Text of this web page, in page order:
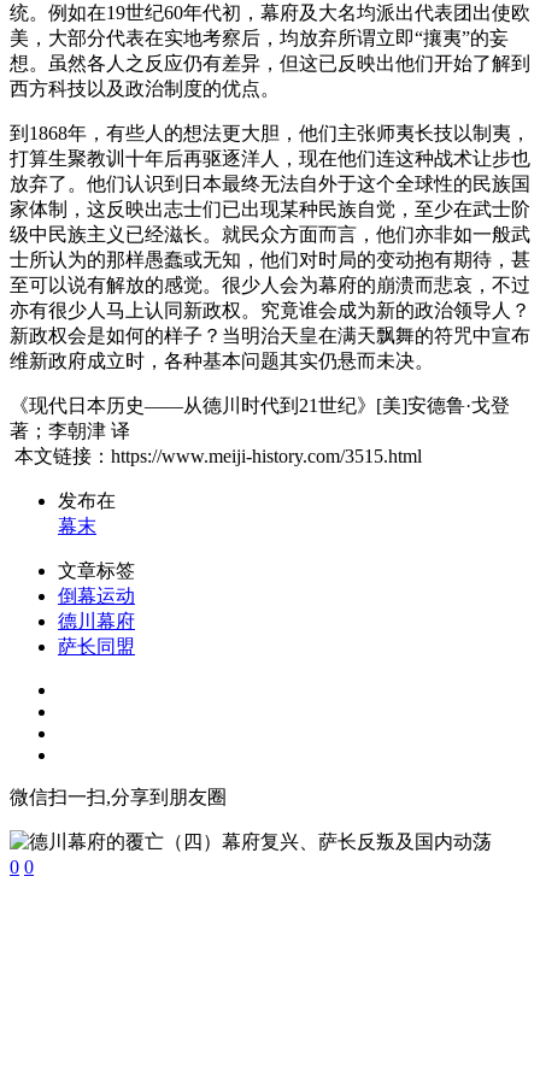
统。例如在19世纪60年代初，幕府及大名均派出代表团出使欧
美，大部分代表在实地考察后，均放弃所谓立即“攘夷”的妄
想。虽然各人之反应仍有差异，但这已反映出他们开始了解到
西方科技以及政治制度的优点。
到1868年，有些人的想法更大胆，他们主张师夷长技以制夷，
打算生聚教训十年后再驱逐洋人，现在他们连这种战术让步也
放弃了。他们认识到日本最终无法自外于这个全球性的民族国
家体制，这反映出志士们已出现某种民族自觉，至少在武士阶
级中民族主义已经滋长。就民众方面而言，他们亦非如一般武
士所认为的那样愚蠢或无知，他们对时局的变动抱有期待，甚
至可以说有解放的感觉。很少人会为幕府的崩溃而悲哀，不过
亦有很少人马上认同新政权。究竟谁会成为新的政治领导人？
新政权会是如何的样子？当明治天皇在满天飘舞的符咒中宣布
维新政府成立时，各种基本问题其实仍悬而未决。
《现代日本历史——从德川时代到21世纪》[美]安德鲁·戈登
著；李朝津 译
本文链接：https://www.meiji-history.com/3515.html
发布在
幕末
文章标签
倒幕运动
德川幕府
萨长同盟
微信扫一扫,分享到朋友圈
0 0